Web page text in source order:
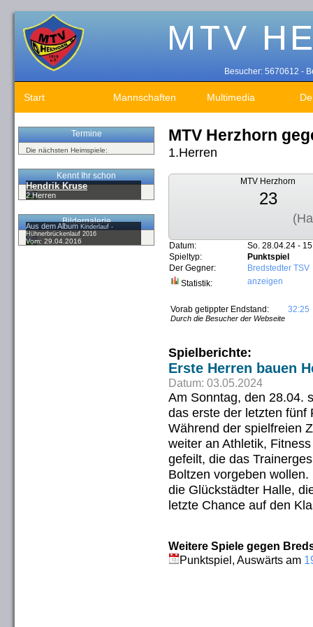
Besucher: 5670612 -
Start Mannschaften Multimedia
Termine
Die nächsten Heimspiele:
Kennt Ihr schon
Hendrik Kruse
2.Herren
Bildergalerie
Aus dem AlbumKinderlauf -
Hühnerbrückenlauf 2016
Vom: 29.04.2016
MTV Herzhorn
1.Herren
MTV Herzhorn
23
Datum:
So. 28.04.24 -
Spieltyp:
Punktspiel
Der Gegner:
Bredstedter TSV
Statistik:
anzeigen
Vorab getippter Endstand:
Durch die Besucher der Webseite
32:25
Spielberichte:
Erste Herren bauen
Datum: 03.05.2024
Am Sonntag, den 28.04.
das erste der letzten fünf
Während der spielfreien
weiter an Athletik,
gefeilt, die das
Boltzen vorgeben
die Glückstädter Halle,
letzte Chance auf den
Weitere Spiele gegen
Punktspiel, Auswärts am